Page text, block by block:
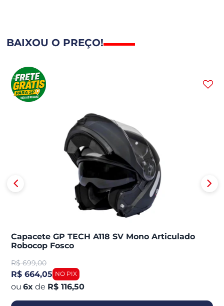
BAIXOU O PREÇO!
Capacete GP TECH A118 SV Mono Articulado
Robocop Fosco
R$ 699,00
R$ 664,05
6x de R$ 116,50